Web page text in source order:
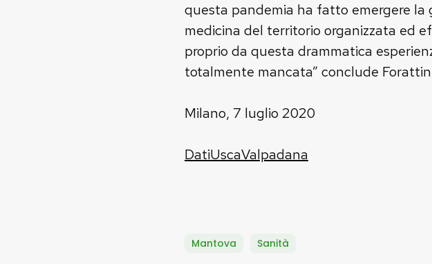
questa pandemia ha fatto emergere la
medicina del territorio organizzata ed
proprio da questa drammatica
totalmente mancata” conclude
Milano, 7 luglio 2020
DatiUscaValpadana
Mantova Sanità